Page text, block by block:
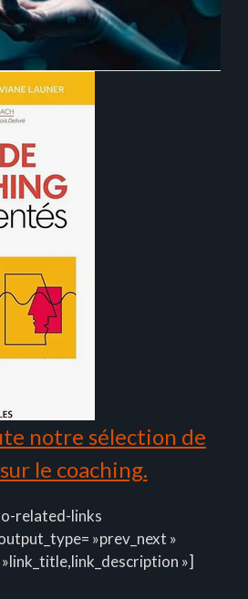
notre sélection de
le coaching.
related-links
»prev_next »
»]